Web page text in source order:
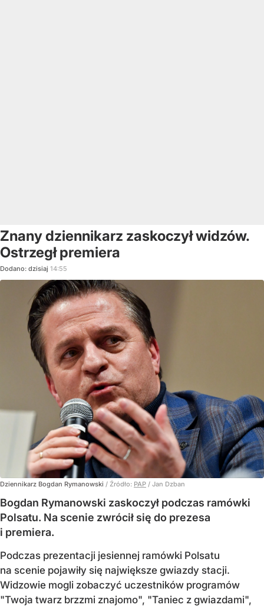
Znany dziennikarz zaskoczył widzów.
Ostrzegł premiera
Dodano: dzisiaj 14:55
Dziennikarz Bogdan Rymanowski / Źródło: PAP / Jan Dzban
Bogdan Rymanowski zaskoczył podczas ramówki
Polsatu. Na scenie zwrócił się do prezesa
i premiera.
Podczas prezentacji jesiennej ramówki Polsatu
na scenie pojawiły się największe gwiazdy stacji.
Widzowie mogli zobaczyć uczestników programów
"Twoja twarz brzzmi znajomo", "Taniec z gwiazdami",